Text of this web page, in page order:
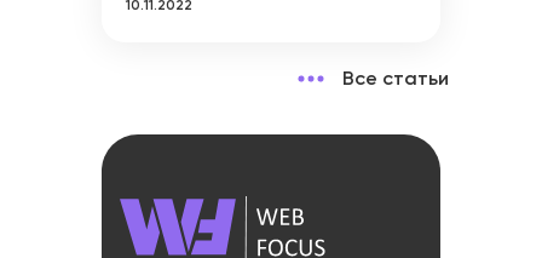
10.11.2022
Все статьи